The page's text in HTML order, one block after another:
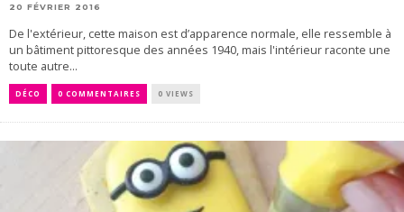
20 FÉVRIER 2016
De l'extérieur, cette maison est d’apparence normale, elle ressemble à
un bâtiment pittoresque des années 1940, mais l'intérieur raconte une
toute autre...
DÉCO 0 COMMENTAIRES 0 VIEWS